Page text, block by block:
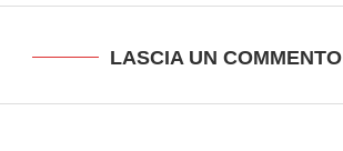
LASCIA UN COMMENTO